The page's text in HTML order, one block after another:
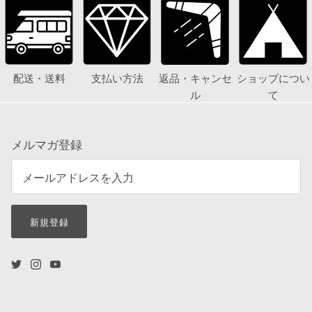
配送・送料 支払い方法
返品・キャンセ
ル
ショップについ
て
メルマガ登録
新規登録